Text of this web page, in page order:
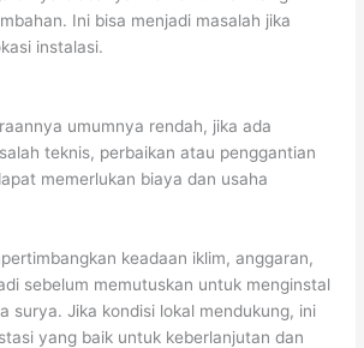
Ini bisa menjadi masalah jika
instalasi.
umumnya rendah, jika ada
teknis, perbaikan atau penggantian
memerlukan biaya dan usaha
keadaan iklim, anggaran,
sebelum memutuskan untuk menginstal
surya. Jika kondisi lokal mendukung, ini
yang baik untuk keberlanjutan dan